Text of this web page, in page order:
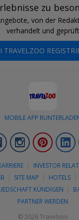
zu
von der
verhandelt und geprüft
TRAVELZOO
MOBILE APP
FacebookInstagram
INVESTOR
SITE MAP HOTELS
KÜNDIGEN
PARTNER WERDEN
© 2026 Travelzoo